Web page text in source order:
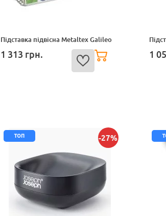
Підставка підвісна Metaltex Galileo
1 313 грн. 1
-27%
топ